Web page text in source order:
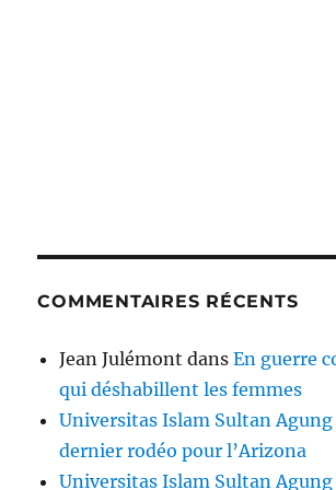
COMMENTAIRES RÉCENTS
Jean Julémont dansEn guerre
qui déshabillent les femmes
Universitas Islam Sultan Agung
dernier rodéo pour l’Arizona
Universitas Islam Sultan Agung